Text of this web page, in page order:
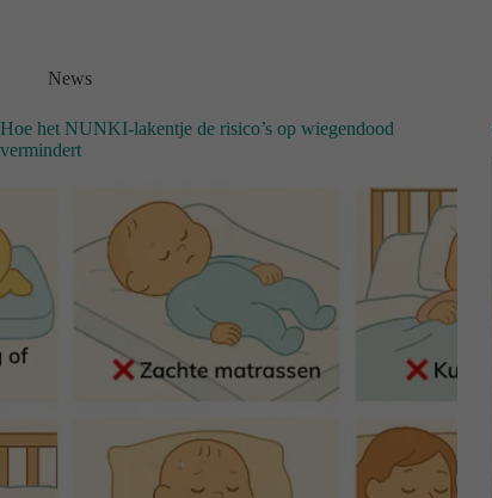
News
Hoe het NUNKI-lakentje de risico’s op wiegendood
vermindert